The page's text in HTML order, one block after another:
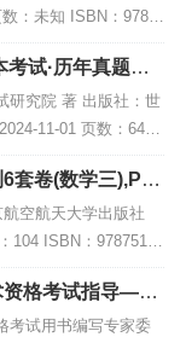
：未知 ISBN：9787
[高清扫描版PDF
试·历年真题汇
学,PDF下载
研究院 著 出版社：世
11-01 页数：64 I
大小：187MB [高清
套卷(数学三),PD
空航天大学出版社
104 ISBN：97875124
高清扫描版PDF格式]
资格考试指导——
考试用书编写专家委